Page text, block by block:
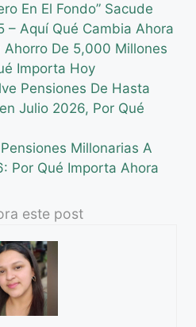
En El Fondo” Sacude
– Aquí Qué Cambia Ahora
Ahorro De 5,000 Millones
Importa Hoy
Pensiones De Hasta
Julio 2026, Por Qué
Millonarias A
Por Qué Importa Ahora
este post